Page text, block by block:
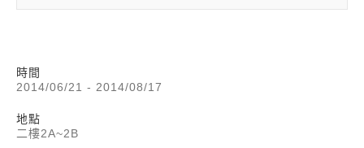
時間
2014/06/21 - 2014/08/17
地點
二樓2A~2B